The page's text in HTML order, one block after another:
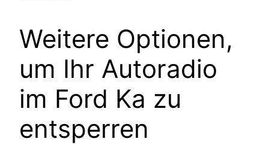
Weitere Optionen,
um Ihr Autoradio
im Ford Ka zu
entsperren